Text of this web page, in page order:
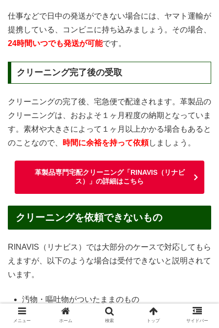
仕事などで日中の発送ができない場合には、ヤマト運輸が
提携している、コンビニに持ち込みましょう。その場合、
24時間いつでも発送が可能です。
クリーニング完了後の受取
クリーニングの完了後、宅急便で配達されます。革製品の
クリーニングは、おおよそ１ヶ月程度の納期となっていま
す。素材や大きさによって１ヶ月以上かかる場合もあると
のことなので、
時間に余裕を持って依頼しましょう。
革製品専門宅配クリーニング「RINAVIS（リナビ
ス）」の詳細はこちら
クリーニングを依頼できないもの
RINAVIS（リナビス）では大部分のケースで対応してもら
えますが、以下のような場合は受付できないと説明されて
います。
汚物・嘔吐物がついたままのもの
ペットが使用したもの
メニュー ホーム 検索 トップ サイドバー